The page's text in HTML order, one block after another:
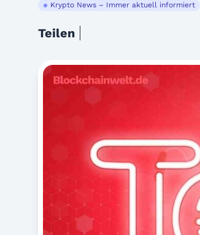
Krypto News – Immer aktuell informiert
Teilen